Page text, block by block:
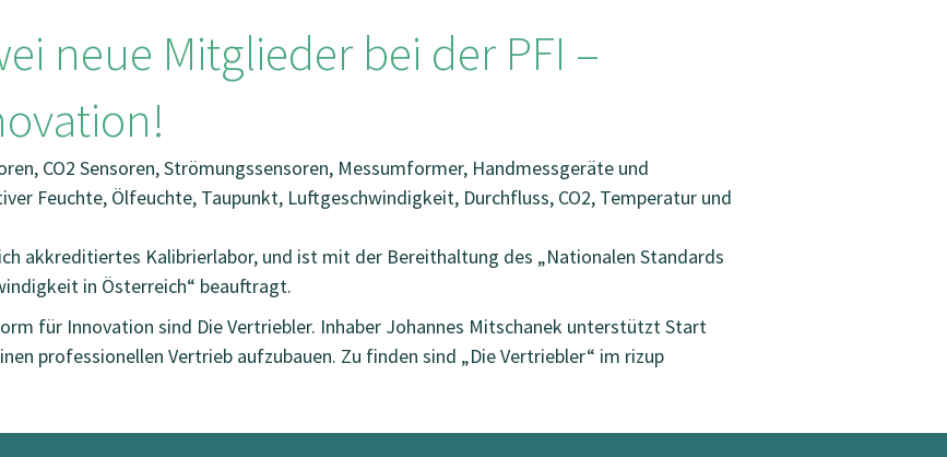
neue Mitglieder bei der PFI –
CO2 Sensoren, Strömungssensoren, Messumformer, Handmessgeräte und
Feuchte, Ölfeuchte, Taupunkt, Luftgeschwindigkeit, Durchfluss, CO2, Temperatur und
akkreditiertes Kalibrierlabor, und ist mit der Bereithaltung des „Nationalen Standards
in Österreich“ beauftragt.
für Innovation sind Die Vertriebler. Inhaber Johannes Mitschanek unterstützt Start
professionellen Vertrieb aufzubauen. Zu finden sind „Die Vertriebler“ im rizup